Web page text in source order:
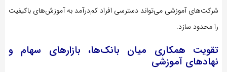
شرکت‌های آموزشی می‌تواند دسترسی افراد کم‌درآمد به آموزش‌های باکیفیت
را محدود سازد.
تقویت همکاری میان بانک‌ها، بازارهای سهام و
نهادهای آموزشی